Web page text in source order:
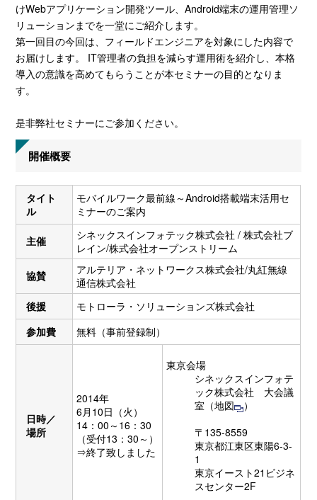
けWebアプリケーション開発ツール、Android端末の運用管理ソ
リューションまでを一堂にご紹介します。
第一回目の今回は、フィールドエンジニアを対象にした内容で
お届けします。 IT管理者の負担を減らす運用術を紹介し、本格
導入の意識を高めてもらうことが本セミナーの目的となりま
す。
是非弊社セミナーにご参加ください。
開催概要
タイト
ル
モバイルワーク最前線～Android搭載端末活用セ
ミナーのご案内
主催
シネックスインフォテック株式会社 / 株式会社ブ
レイン/ 株式会社オープンストリーム
協賛
アルテリア・ネットワークス株式会社/丸紅無線
通信株式会社
後援
モトローラ・ソリューションズ株式会社
参加費
無料（事前登録制）
日時／
場所
2014年
6月10日（火）
14：00～16：30
（受付13：30～）
⇒終了致しました
東京会場
シネックスインフォテ
ック株式会社 大会議
室（地図
）
〒135-8559
東京都江東区東陽6-3-
1
東京イースト21ビジネ
スセンター2F